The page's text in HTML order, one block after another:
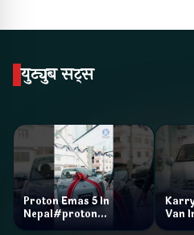
युट्युब सट्स
Proton Emas 5 In
Nepal#proton
Van